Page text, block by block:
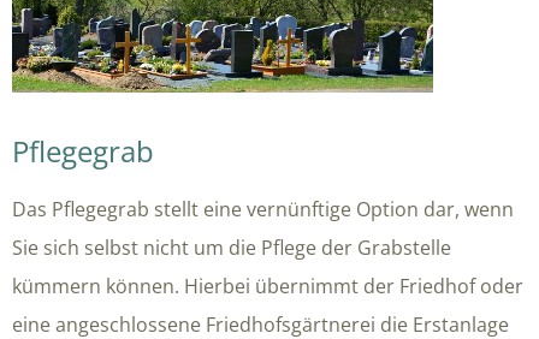
Pflegegrab
Das Pflegegrab stellt eine vernünftige Option dar, wenn
Sie sich selbst nicht um die Pflege der Grabstelle
kümmern können. Hierbei übernimmt der Friedhof oder
eine angeschlossene Friedhofsgärtnerei die Erstanlage